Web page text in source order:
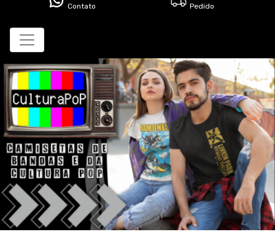
Contato
Pedido